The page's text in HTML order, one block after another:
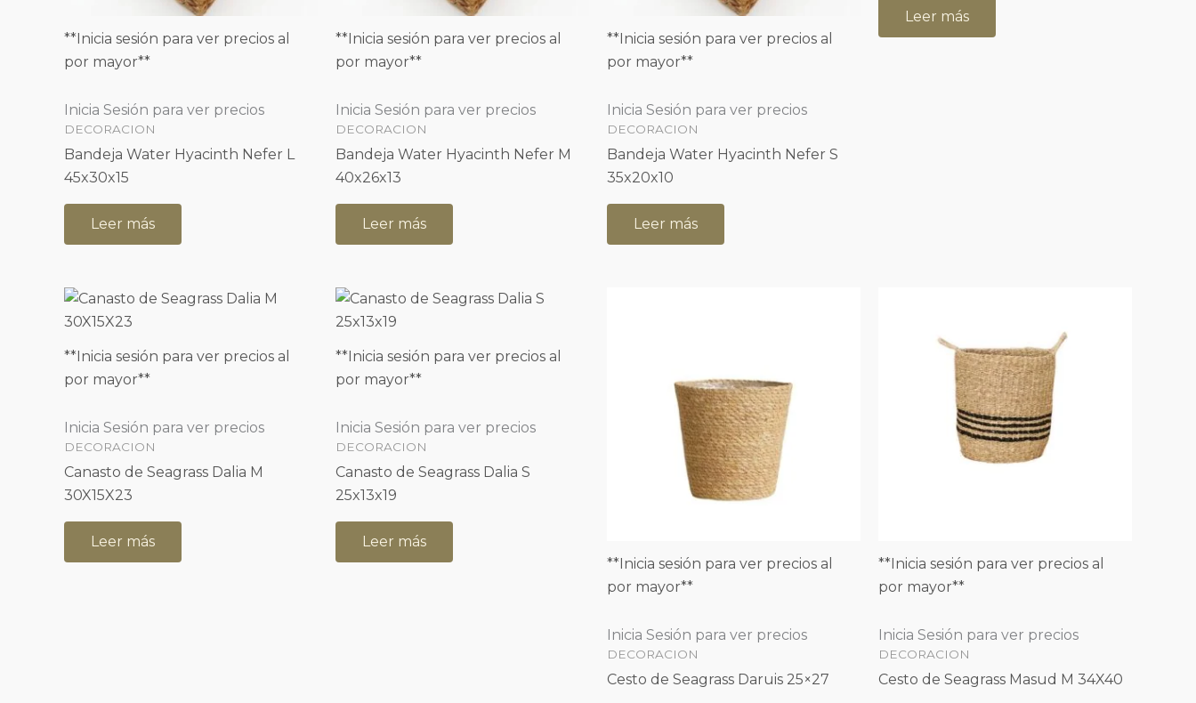
**Inicia sesión para ver precios al
por mayor**
Inicia Sesión para ver precios
DECORACION
Bandeja Water Hyacinth Nefer L
45x30x15
Leer más
**Inicia sesión para ver precios al
por mayor**
Inicia Sesión para ver precios
DECORACION
Bandeja Water Hyacinth Nefer M
40x26x13
Leer más
**Inicia sesión para ver precios al
por mayor**
Inicia Sesión para ver precios
DECORACION
Bandeja Water Hyacinth Nefer S
35x20x10
Leer más
Leer más
**Inicia sesión para ver precios al
por mayor**
Inicia Sesión para ver precios
DECORACION
Canasto de Seagrass Dalia M
30X15X23
Leer más
**Inicia sesión para ver precios al
por mayor**
Inicia Sesión para ver precios
DECORACION
Canasto de Seagrass Dalia S
25x13x19
Leer más
**Inicia sesión para ver precios al
por mayor**
Inicia Sesión para ver precios
DECORACION
Cesto de Seagrass Daruis 25×27
**Inicia sesión para ver precios al
por mayor**
Inicia Sesión para ver precios
DECORACION
Cesto de Seagrass Masud M 34X40